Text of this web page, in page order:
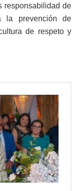
responsabilidad de
la prevención de
de respeto y